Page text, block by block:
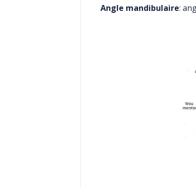
Angle mandibulaire: